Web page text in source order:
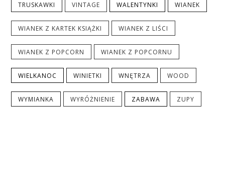
TRUSKAWKI VINTAGE WALENTYNKI WIANEK
WIANEK Z KARTEK KSIĄŻKI WIANEK Z LIŚCI
WIANEK Z POPCORN WIANEK Z POPCORNU
WIELKANOC WINIETKI WNĘTRZA WOOD
WYMIANKA WYRÓŻNIENIE ZABAWA ZUPY